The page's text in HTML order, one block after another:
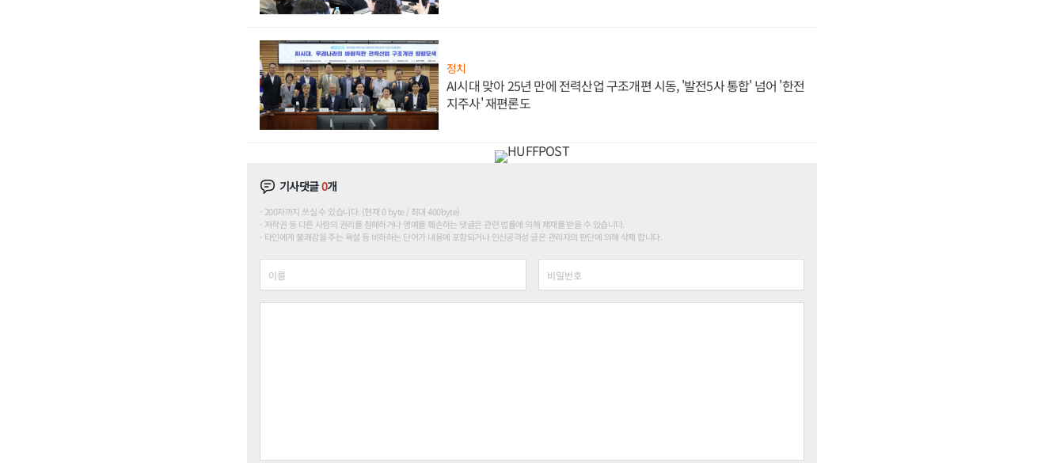
정치
AI시대 맞아 25년 만에 전력산업 구조개편 시동, '발전5사 통합' 넘어 '한전
지주사' 재편론도
기사댓글0개
200자까지 쓰실 수 있습니다. (현재 0 byte / 최대 400byte)
저작권 등 다른 사람의 권리를 침해하거나 명예를 훼손하는 댓글은 관련 법률에 의해 제재를 받을 수 있습니다.
타인에게 불쾌감을 주는 욕설 등 비하하는 단어가 내용에 포함되거나 인신공격성 글은 관리자의 판단에 의해 삭제 합니다.